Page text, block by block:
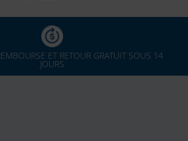
ET RETOUR GRATUIT SOUS 14
JOURS